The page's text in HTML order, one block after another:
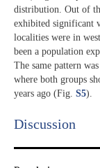
distribution. Out of
exhibited significant
localities were in
been a population
The same pattern
where both groups
years ago (Fig. S5).
Discussion​